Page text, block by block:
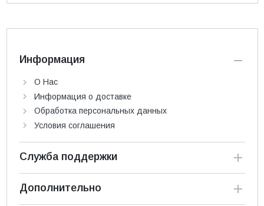
Информация
О Нас
Информация о доставке
Обработка персональных данных
Условия соглашения
Служба поддержки
Дополнительно